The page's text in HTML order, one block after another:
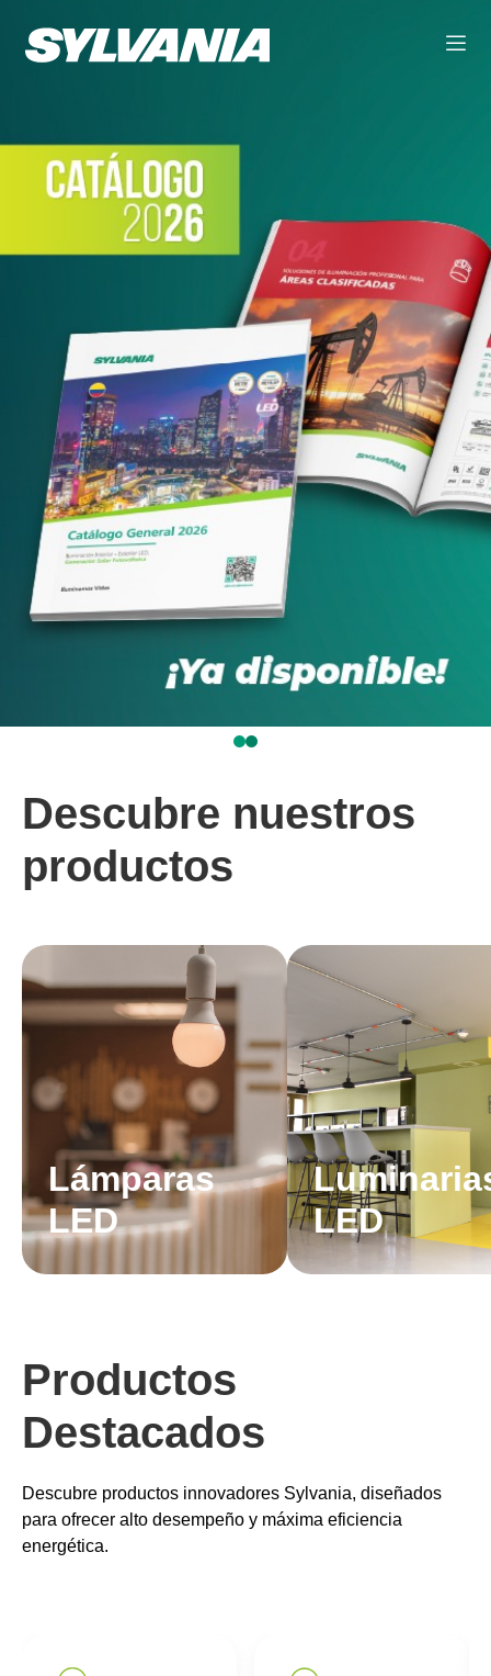
Descubre nuestros
productos
Lámparas
LED
LED
Productos
Destacados
Descubre productos innovadores Sylvania, diseñados
para ofrecer alto desempeño y máxima eficiencia
energética.